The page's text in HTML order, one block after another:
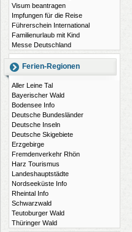
Visum beantragen
Impfungen für die Reise
Führerschein International
Familienurlaub mit Kind
Messe Deutschland
Ferien-Regionen
Aller Leine Tal
Bayerischer Wald
Bodensee Info
Deutsche Bundesländer
Deutsche Inseln
Deutsche Skigebiete
Erzgebirge
Fremdenverkehr Rhön
Harz Tourismus
Landeshauptstädte
Nordseeküste Info
Rheintal Info
Schwarzwald
Teutoburger Wald
Thüringer Wald